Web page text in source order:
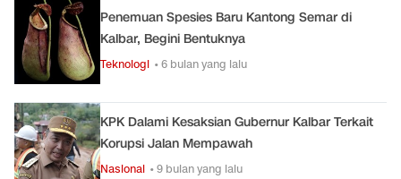
Penemuan Spesies Baru Kantong Semar di
Kalbar, Begini Bentuknya
Teknologi • 6 bulan yang lalu
KPK Dalami Kesaksian Gubernur Kalbar Terkait
Korupsi Jalan Mempawah
Nasional • 9 bulan yang lalu